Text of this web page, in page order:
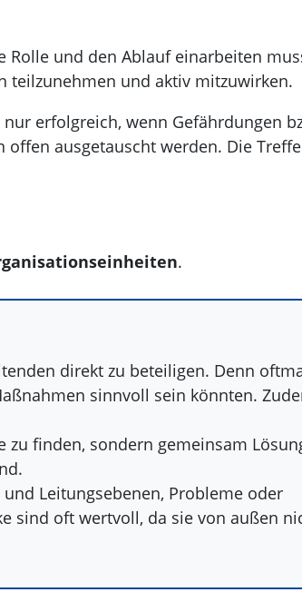
Rolle und den Ablauf einarbeiten
teilzunehmen und aktiv mitzuwirken.
erfolgreich, wenn Gefährdungen
ausgetauscht werden. Die
.
direkt zu beteiligen. Denn
sinnvoll sein könnten.
zu finden, sondern gemeinsam
Leitungsebenen, Probleme oder
sind oft wertvoll, da sie von außen